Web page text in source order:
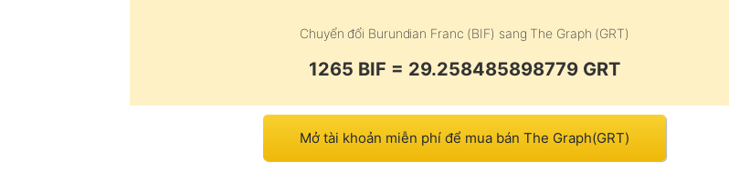
Chuyển đổi Burundian Franc (BIF) sang The Graph (GRT)
1265 BIF = 29.258485898779 GRT
Mở tài khoản miễn phí để mua bán The Graph(GRT)